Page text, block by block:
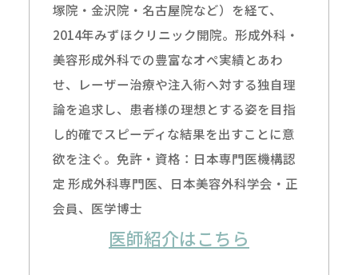
塚院・金沢院・名古屋院など）を経て、
2014年みずほクリニック開院。形成外科・
美容形成外科での豊富なオペ実績とあわ
せ、レーザー治療や注入術へ対する独自理
論を追求し、患者様の理想とする姿を目指
し的確でスピーディな結果を出すことに意
欲を注ぐ。免許・資格：日本専門医機構認
定 形成外科専門医、日本美容外科学会・正
会員、医学博士
医師紹介はこちら